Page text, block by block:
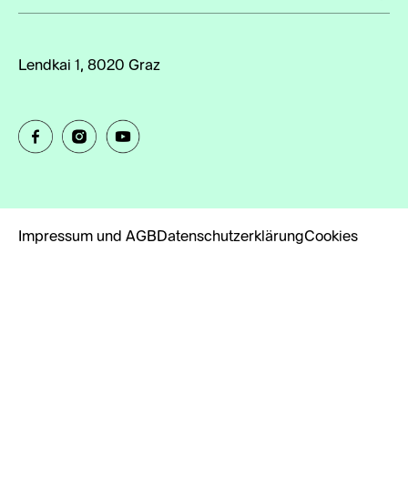
Lendkai 1, 8020 Graz
Impressum und AGBDatenschutzerklärungCookies